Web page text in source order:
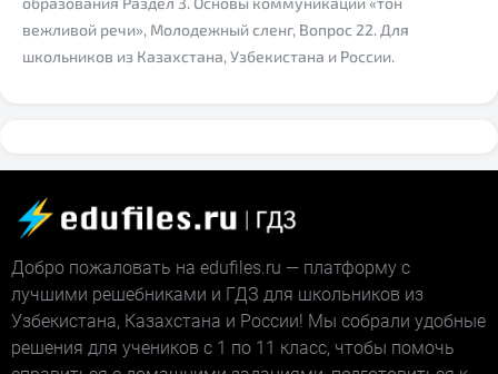
вежливой речи», Молодежный сленг, Вопрос 22. Для
школьников из Казахстана, Узбекистана и России.
Добро пожаловать на edufiles.ru — платформу с
лучшими решебниками и ГДЗ для школьников из
Узбекистана, Казахстана и России! Мы собрали удобные
решения для учеников с 1 по 11 класс, чтобы помочь